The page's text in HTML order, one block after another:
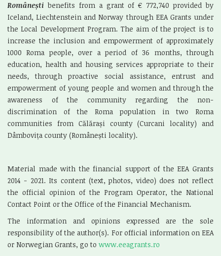
Românești benefits from a grant of € 772,740 provided by
Iceland, Liechtenstein and Norway through EEA Grants under
the Local Development Program. The aim of the project is to
increase the inclusion and empowerment of approximately
1000 Roma people, over a period of 36 months, through
education, health and housing services appropriate to their
needs, through proactive social assistance, entrust and
empowerment of young people and women and through the
awareness of the community regarding the non-
discrimination of the Roma population in two Roma
communities from Călărași county (Curcani locality) and
Dâmbovița county (Românești locality).
Material made with the financial support of the EEA Grants
2014 - 2021. Its content (text, photos, video) does not reflect
the official opinion of the Program Operator, the National
Contact Point or the Office of the Financial Mechanism.
The information and opinions expressed are the sole
responsibility of the author(s). For official information on EEA
or Norwegian Grants, go to www.eeagrants.ro